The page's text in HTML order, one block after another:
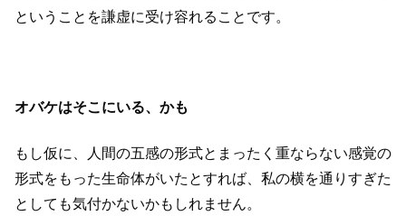
ということを謙虚に受け容れることです。
オバケはそこにいる、かも
もし仮に、人間の五感の形式とまったく重ならない感覚の
形式をもった生命体がいたとすれば、私の横を通りすぎた
としても気付かないかもしれません。